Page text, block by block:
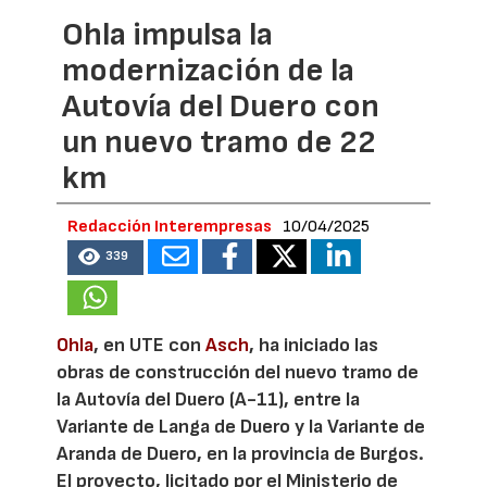
Ohla impulsa la
modernización de la
Autovía del Duero con
un nuevo tramo de 22
km
Redacción Interempresas 10/04/2025
339
Ohla, en UTE conAsch, ha iniciado las
obras de construcción del nuevo tramo de
la Autovía del Duero (A-11), entre la
Variante de Langa de Duero y la Variante de
Aranda de Duero, en la provincia de Burgos.
El proyecto, licitado por el Ministerio de